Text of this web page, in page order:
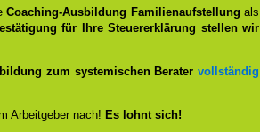
Coaching-Ausbildung Familienaufstellung als
für Ihre Steuererklärung stellen wir
zum systemischen Beratervollständig
Arbeitgeber nach! Es lohnt sich!